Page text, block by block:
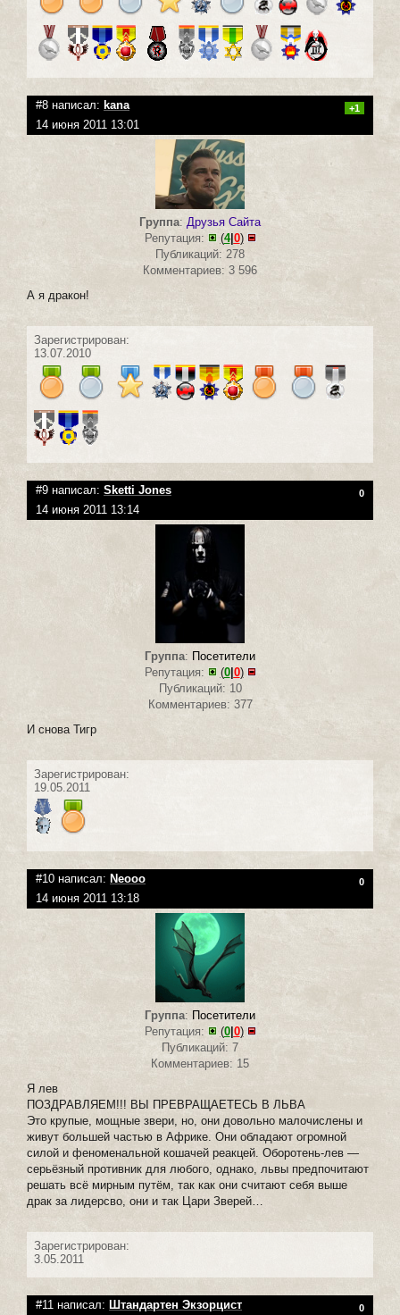
#8 написал: kana +1
14 июня 2011 13:01
Группа: Друзья Сайта
Репутация:
(4| 0)
Публикаций: 278
Комментариев: 3 596
А я дракон!
Зарегистрирован:
13.07.2010
#9 написал: Sketti Jones 0
14 июня 2011 13:14
Группа: Посетители
Репутация:
(0| 0)
Публикаций: 10
Комментариев: 377
И снова Тигр
Зарегистрирован:
19.05.2011
#10 написал: Neooo 0
14 июня 2011 13:18
Группа: Посетители
Репутация:
(0| 0)
Публикаций: 7
Комментариев: 15
Я лев
ПОЗДРАВЛЯЕМ!!! ВЫ ПРЕВРАЩАЕТЕСЬ В ЛЬВА
Это крупые, мощные звери, но, они довольно малочислены и
живут большей частью в Африке. Они обладают огромной
силой и феноменальной кошачей реакцей. Оборотень-лев —
серьёзный противник для любого, однако, львы предпочитают
решать всё мирным путём, так как они считают себя выше
драк за лидерсво, они и так Цари Зверей…
Зарегистрирован:
3.05.2011
#11 написал: Штандартен Экзорцист 0